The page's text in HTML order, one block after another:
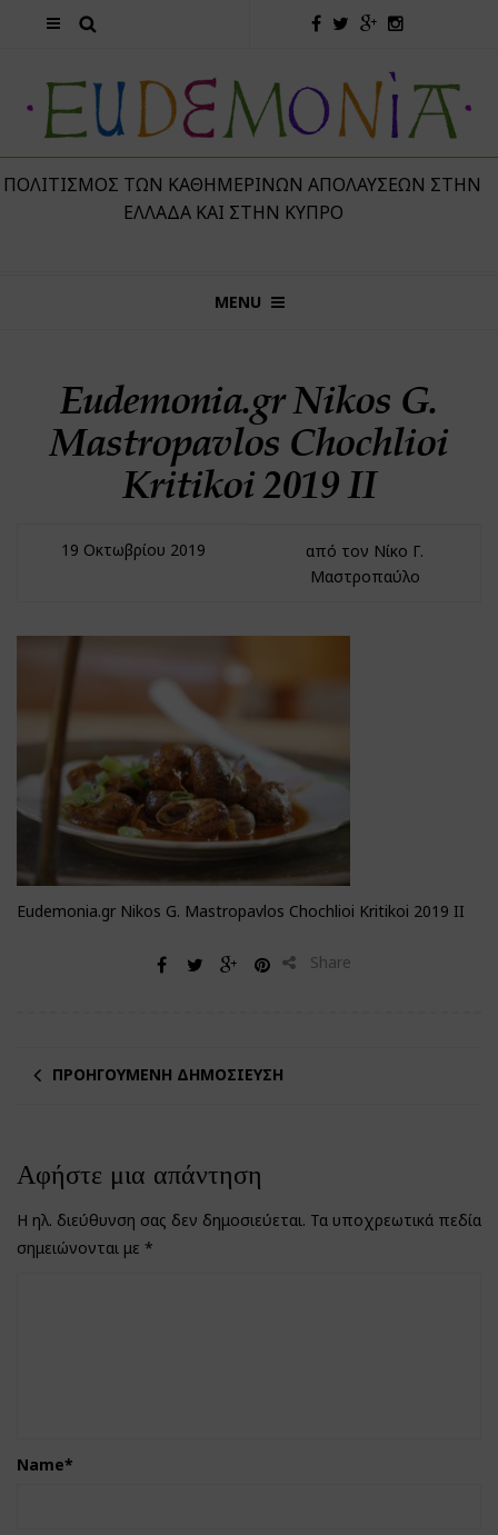
ΤΩΝ ΚΑΘΗΜΕΡΙΝΏΝ ΑΠΟΛΑΎΣΕΩΝ ΣΤΗΝ
ΕΛΛΆΔΑ ΚΑΙ ΣΤΗΝ ΚΎΠΡΟ
MENU
Eudemonia.gr Nikos G.
Mastropavlos Chochlioi
Kritikoi 2019 II
19 Οκτωβρίου 2019
από τον Νίκο Γ.
Μαστροπαύλο
Eudemonia.gr Nikos G. Mastropavlos Chochlioi Kritikoi 2019 II
Share
ΠΡΟΗΓΟΎΜΕΝΗ ΔΗΜΟΣΊΕΥΣΗ
Αφήστε μια απάντηση
Η ηλ. διεύθυνση σας δεν δημοσιεύεται. Τα υποχρεωτικά πεδία
σημειώνονται με *
Name*